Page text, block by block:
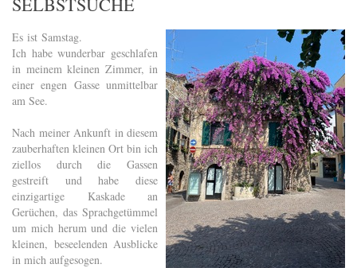
Es ist Samstag.
Ich habe wunderbar geschlafen
in meinem kleinen Zimmer, in
einer engen Gasse unmittelbar
am See.
Nach meiner Ankunft in diesem
zauberhaften kleinen Ort bin ich
ziellos durch die Gassen
gestreift und habe diese
einzigartige Kaskade an
Gerüchen, das Sprachgetümmel
um mich herum und die vielen
kleinen, beseelenden Ausblicke
in mich aufgesogen.